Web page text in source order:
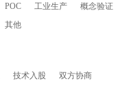
POC 工业生产
概念验证
其他
技术入股
双方协商